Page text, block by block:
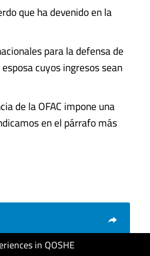
in QOSHE
que ha devenido en la
para la defensa de
cuyos ingresos sean
de la OFAC impone una
en el párrafo más